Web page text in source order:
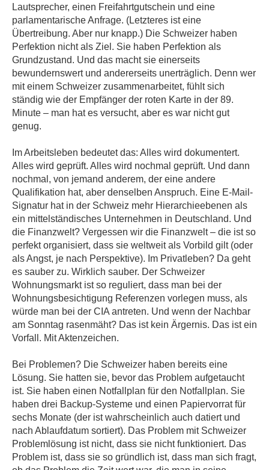
Lautsprecher, einen Freifahrtgutschein und eine
parlamentarische Anfrage. (Letzteres ist eine
Übertreibung. Aber nur knapp.) Die Schweizer haben
Perfektion nicht als Ziel. Sie haben Perfektion als
Grundzustand. Und das macht sie einerseits
bewundernswert und andererseits unerträglich. Denn wer
mit einem Schweizer zusammenarbeitet, fühlt sich
ständig wie der Empfänger der roten Karte in der 89.
Minute – man hat es versucht, aber es war nicht gut
genug.
Im Arbeitsleben bedeutet das: Alles wird dokumentert.
Alles wird geprüft. Alles wird nochmal geprüft. Und dann
nochmal, von jemand anderem, der eine andere
Qualifikation hat, aber denselben Anspruch. Eine E-Mail-
Signatur hat in der Schweiz mehr Hierarchieebenen als
ein mittelständisches Unternehmen in Deutschland. Und
die Finanzwelt? Vergessen wir die Finanzwelt – die ist so
perfekt organisiert, dass sie weltweit als Vorbild gilt (oder
als Angst, je nach Perspektive). Im Privatleben? Da geht
es sauber zu. Wirklich sauber. Der Schweizer
Wohnungsmarkt ist so reguliert, dass man bei der
Wohnungsbesichtigung Referenzen vorlegen muss, als
würde man bei der CIA antreten. Und wenn der Nachbar
am Sonntag rasenmäht? Das ist kein Ärgernis. Das ist ein
Vorfall. Mit Aktenzeichen.
Bei Problemen? Die Schweizer haben bereits eine
Lösung. Sie hatten sie, bevor das Problem aufgetaucht
ist. Sie haben einen Notfallplan für den Notfallplan. Sie
haben drei Backup-Systeme und einen Papiervorrat für
sechs Monate (der ist wahrscheinlich auch datiert und
nach Ablaufdatum sortiert). Das Problem mit Schweizer
Problemlösung ist nicht, dass sie nicht funktioniert. Das
Problem ist, dass sie so gründlich ist, dass man sich fragt,